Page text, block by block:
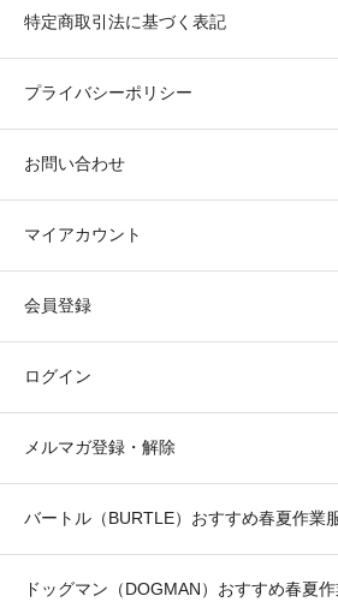
特定商取引法に基づく表記
プライバシーポリシー
お問い合わせ
マイアカウント
会員登録
ログイン
メルマガ登録・解除
バートル（BURTLE）おすすめ春夏作業
ドッグマン（DOGMAN）おすすめ春夏